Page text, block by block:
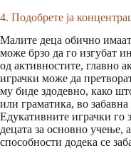
4. Подобрете ја
Малите деца обично
може брзо да го изгубат
од активностите, главно
играчки може да
му биде здодевно, како
или граматика, во забавна
Едукативните играчки го
децата за основно учење,
способности додека се